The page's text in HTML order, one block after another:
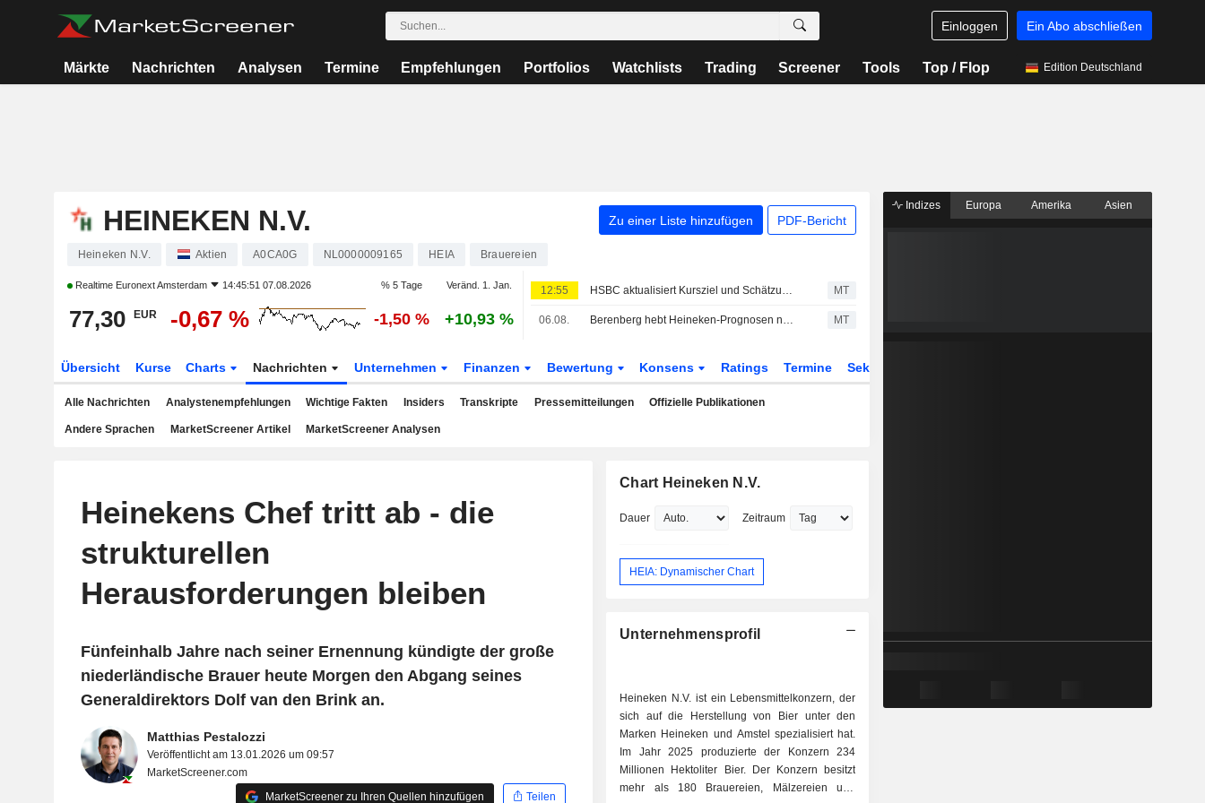
Einloggen Ein Abo abschließen
Märkte Nachrichten Analysen Termine Empfehlungen Portfolios Watchlists Trading Screener Tools Top / Flop Edition Deutschland
HEINEKEN N.V. Zu einer Liste hinzufügen PDF-Bericht
Heineken N.V. Aktien A0CA0G NL0000009165 HEIA Brauereien
Realtime Euronext Amsterdam 14:45:51 07.08.2026 % 5 Tage Veränd. 1. Jan.
77,30 EUR -0,67 % -1,50 % +10,93 %
12:55 HSBC aktualisiert Kursziel und Schätzungen für Heineken angesichts verbesserter operativer Rahmenbedingungen; Kaufempfehlung bestätigt MT
06.08. Berenberg hebt Heineken-Prognosen nach über den Erwartungen liegendem organischen Wachstum im ersten Halbjahr an; Kaufempfehlung bestätigt MT
Übersicht Kurse Charts Nachrichten Unternehmen Finanzen Bewertung Konsens Ratings Termine Sektor
Alle Nachrichten Analystenempfehlungen Wichtige Fakten Insiders Transkripte Pressemitteilungen Offizielle Publikationen
Andere Sprachen MarketScreener Artikel MarketScreener Analysen
Heinekens Chef tritt ab - die
strukturellen
Herausforderungen bleiben
Fünfeinhalb Jahre nach seiner Ernennung kündigte der große
niederländische Brauer heute Morgen den Abgang seines
Generaldirektors Dolf van den Brink an.
Matthias Pestalozzi
Veröffentlicht am 13.01.2026 um 09:57
MarketScreener.com
MarketScreener zu Ihren Quellen hinzufügen
Teilen
Chart Heineken N.V.
Dauer Zeitraum
HEIA: Dynamischer Chart
Unternehmensprofil
Heineken N.V. ist ein Lebensmittelkonzern, der
sich auf die Herstellung von Bier unter den
Marken Heineken und Amstel spezialisiert hat.
Im Jahr 2025 produzierte der Konzern 234
Millionen Hektoliter Bier. Der Konzern besitzt
mehr als 180 Brauereien, Mälzereien und
Indizes Europa Amerika Asien